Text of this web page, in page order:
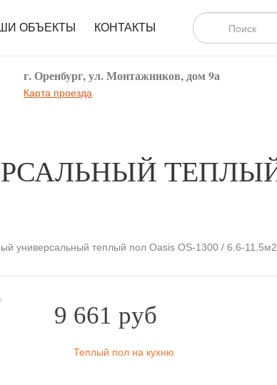
ОБЪЕКТЫ КОНТАКТЫ
г. Оренбург, ул. Монтажников, дом 9а
Карта проезда
ТЕПЛЫЙ
универсальный теплый пол Oasis OS-1300 / 6.6-11.5м2
9 661 руб
Теплый пол на кухню